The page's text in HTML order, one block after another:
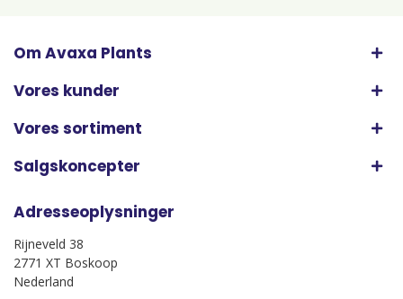
Om Avaxa Plants
Vores kunder
Vores sortiment
Salgskoncepter
Adresseoplysninger
Rijneveld 38
2771 XT Boskoop
Nederland